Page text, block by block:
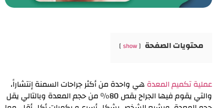
محتويات الصفحة show
عملية تكميم المعدة هي واحدة من أكثر جراحات السمنة إنتشاراً،
والتي يقوم فيها الجراح بقص 80% من حجم المعدة وبالتالي يقل